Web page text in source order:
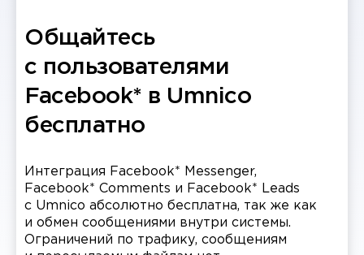
Общайтесь
с пользователями
Facebook* в Umnico
бесплатно
Интеграция Facebook* Messenger,
Facebook* Comments и Facebook* Leads
c Umnico абсолютно бесплатна, так же как
и обмен сообщениями внутри системы.
Ограничений по трафику, сообщениям